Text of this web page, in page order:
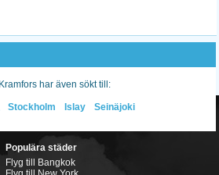
har även sökt till:
Stockholm Islay Seinäjoki
Populära städer
Flyg till Bangkok